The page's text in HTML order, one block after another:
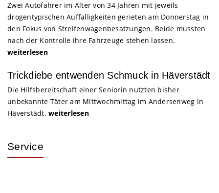
Zwei Autofahrer im Alter von 34 Jahren mit jeweils
drogentypischen Auffälligkeiten gerieten am Donnerstag in
den Fokus von Streifenwagenbesatzungen. Beide mussten
nach der Kontrolle ihre Fahrzeuge stehen lassen.
weiterlesen
Trickdiebe entwenden Schmuck in Häverstädt
Die Hilfsbereitschaft einer Seniorin nutzten bisher
unbekannte Täter am Mittwochmittag im Andersenweg in
Häverstädt. weiterlesen
Service